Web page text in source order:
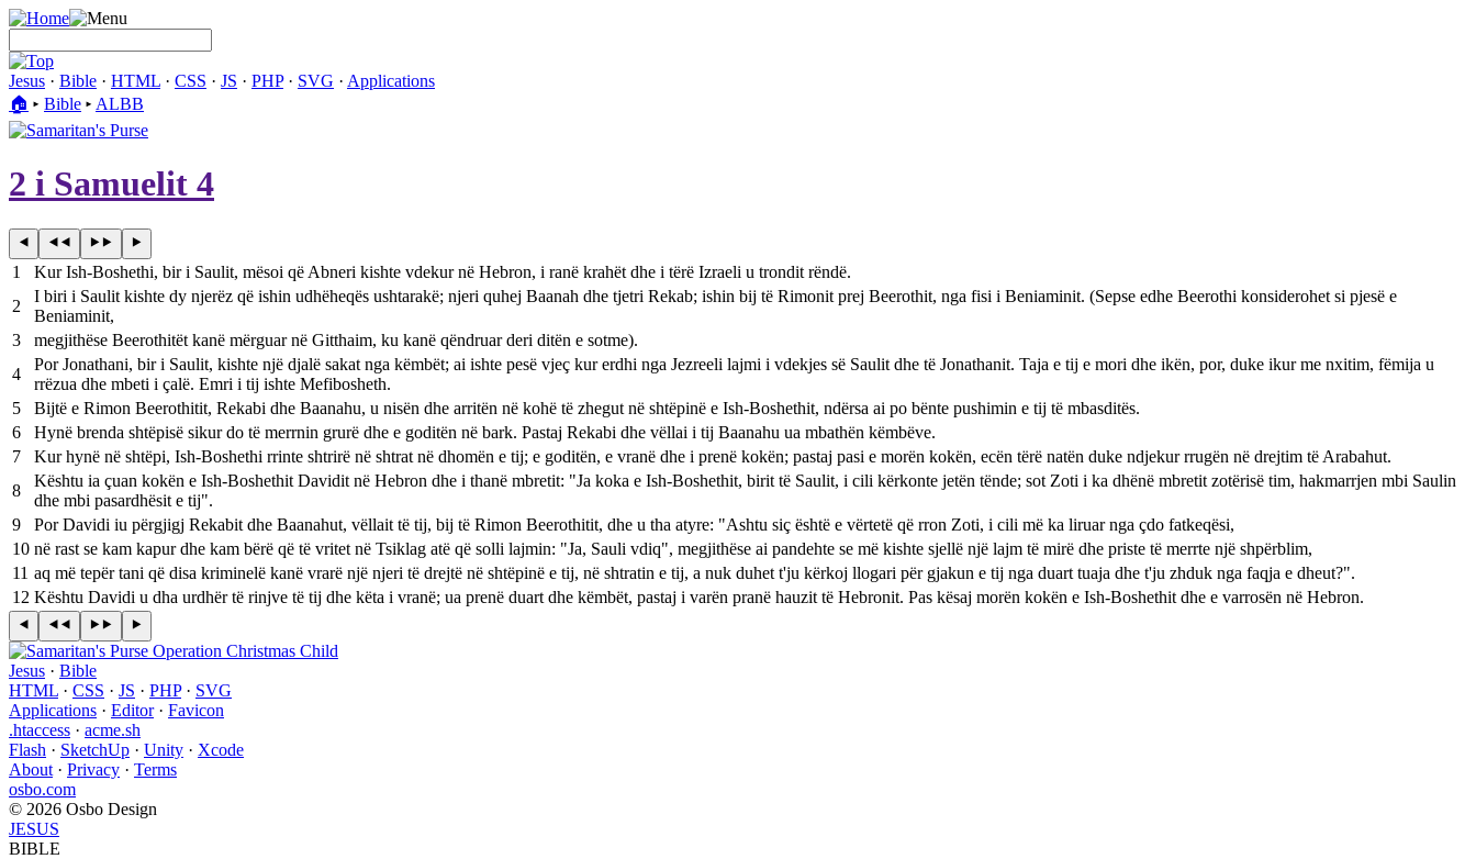
Jesus · Bible · HTML · CSS · JS · PHP· SVG · Applications
🏠︎ ▸ Bible ▸ ALBB
2 i Samuelit 4
1
Kur Ish-Boshethi, bir i Saulit, mësoi që Abneri kishte vdekur në Hebron, i ranë krahët dhe i tërë Izraeli u trondit rëndë.
2
I biri i Saulit kishte dy njerëz që ishin udhëheqës ushtarakë; njeri quhej Baanah dhe tjetri Rekab; ishin bij të Rimonit prej Beerothit, nga fisi i Beniaminit. (Sepse edhe Beerothi konsiderohet si pjesë e
Beniaminit,
3
megjithëse Beerothitët kanë mërguar në Gitthaim, ku kanë qëndruar deri ditën e sotme).
4
Por Jonathani, bir i Saulit, kishte një djalë sakat nga këmbët; ai ishte pesë vjeç kur erdhi nga Jezreeli lajmi i vdekjes së Saulit dhe të Jonathanit. Taja e tij e mori dhe ikën, por, duke ikur me nxitim, fëmija u
rrëzua dhe mbeti i çalë. Emri i tij ishte Mefibosheth.
5
Bijtë e Rimon Beerothitit, Rekabi dhe Baanahu, u nisën dhe arritën në kohë të zhegut në shtëpinë e Ish-Boshethit, ndërsa ai po bënte pushimin e tij të mbasditës.
6
Hynë brenda shtëpisë sikur do të merrnin grurë dhe e goditën në bark. Pastaj Rekabi dhe vëllai i tij Baanahu ua mbathën këmbëve.
7
Kur hynë në shtëpi, Ish-Boshethi rrinte shtrirë në shtrat në dhomën e tij; e goditën, e vranë dhe i prenë kokën; pastaj pasi e morën kokën, ecën tërë natën duke ndjekur rrugën në drejtim të Arabahut.
8
Kështu ia çuan kokën e Ish-Boshethit Davidit në Hebron dhe i thanë mbretit: "Ja koka e Ish-Boshethit, birit të Saulit, i cili kërkonte jetën tënde; sot Zoti i ka dhënë mbretit zotërisë tim, hakmarrjen mbi Saulin
dhe mbi pasardhësit e tij".
9
Por Davidi iu përgjigj Rekabit dhe Baanahut, vëllait të tij, bij të Rimon Beerothitit, dhe u tha atyre: "Ashtu siç është e vërtetë që rron Zoti, i cili më ka liruar nga çdo fatkeqësi,
10 në rast se kam kapur dhe kam bërë që të vritet në Tsiklag atë që solli lajmin: "Ja, Sauli vdiq", megjithëse ai pandehte se më kishte sjellë një lajm të mirë dhe priste të merrte një shpërblim,
11 aq më tepër tani që disa kriminelë kanë vrarë një njeri të drejtë në shtëpinë e tij, në shtratin e tij, a nuk duhet t'ju kërkoj llogari për gjakun e tij nga duart tuaja dhe t'ju zhduk nga faqja e dheut?".
12 Kështu Davidi u dha urdhër të rinjve të tij dhe këta i vranë; ua prenë duart dhe këmbët, pastaj i varën pranë hauzit të Hebronit. Pas kësaj morën kokën e Ish-Boshethit dhe e varrosën në Hebron.
Jesus · Bible
HTML · CSS · JS · PHP· SVG
Applications · Editor· Favicon
.htaccess · acme.sh
Flash · SketchUp · Unity · Xcode
About · Privacy · Terms
osbo.com
© 2026 Osbo Design
JESUS
BIBLE